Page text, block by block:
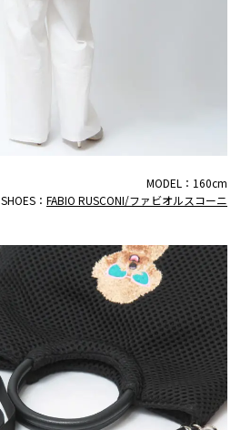
MODEL：160cm
SHOES： FABIO RUSCONI/ファビオルスコーニ